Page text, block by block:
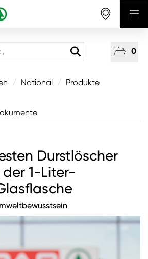
0
/ National / Produkte
Durstlöscher
der 1-Liter-